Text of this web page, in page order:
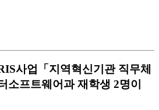
사업「지역혁신기관 직무체
소프트웨어과 재학생 2명이